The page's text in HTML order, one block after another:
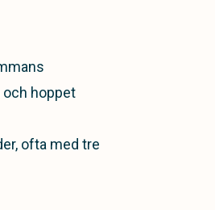
hoppet
ofta med tre